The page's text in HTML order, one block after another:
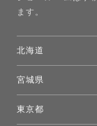
ます。
北海道
宮城県
東京都